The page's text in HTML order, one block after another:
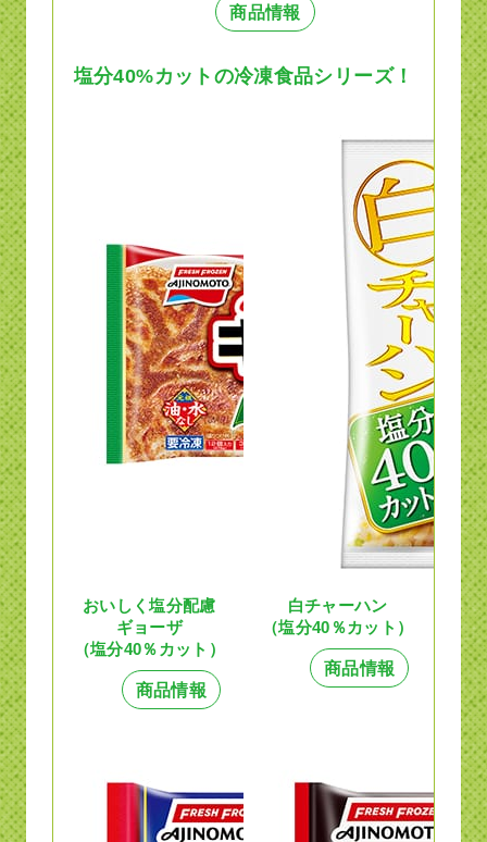
商品情報
塩分40%カットの冷凍食品シリーズ！
おいしく塩分配慮
ギョーザ
（塩分40％カット）
商品情報
白チャーハン
（塩分40％カット）
商品情報